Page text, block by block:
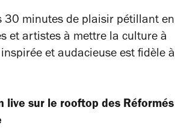
30 minutes de plaisir pétillant en
et artistes à mettre la culture à
et audacieuse est fidèle à
live sur le rooftop des Réformés